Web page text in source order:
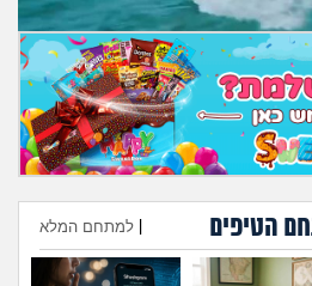
גאווה
הטיפים למתחם המלא
הוספת טיפ